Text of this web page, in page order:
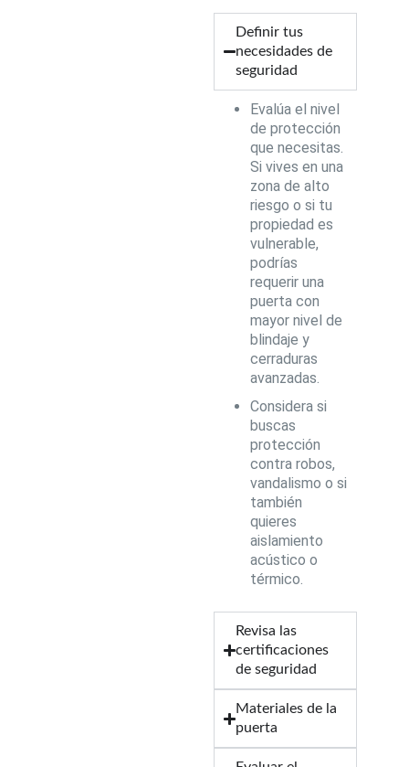
Definir tus
necesidades de
seguridad
Evalúa el nivel
de protección
que necesitas.
Si vives en una
zona de alto
riesgo o si tu
propiedad es
vulnerable,
podrías
requerir una
puerta con
mayor nivel de
blindaje y
cerraduras
avanzadas.
Considera si
buscas
protección
contra robos,
vandalismo o si
también
quieres
aislamiento
acústico o
térmico.
Revisa las
certificaciones
de seguridad
Materiales de la
puerta